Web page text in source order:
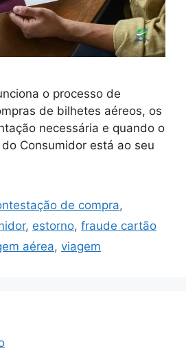
o processo de
de bilhetes aéreos, os
necessária e quando o
Consumidor está ao seu
de compra,
, estorno, fraude cartão
aérea, viagem